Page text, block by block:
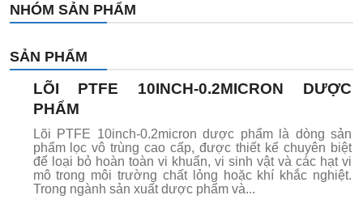
NHÓM SẢN PHẨM
SẢN PHẨM
LÕI PTFE 10INCH-0.2MICRON DƯỢC
PHẨM
Lõi PTFE 10inch-0.2micron dược phẩm là dòng sản
phẩm lọc vô trùng cao cấp, được thiết kế chuyên biệt
để loại bỏ hoàn toàn vi khuẩn, vi sinh vật và các hạt vi
mô trong môi trường chất lỏng hoặc khí khắc nghiệt.
Trong ngành sản xuất dược phẩm và...